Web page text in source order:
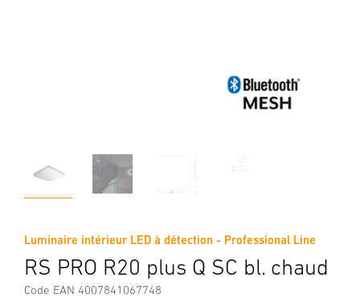
Luminaire intérieur LED à détection - Professional Line
RS PRO R20 plus Q SC bl. chaud
Code EAN 4007841067748